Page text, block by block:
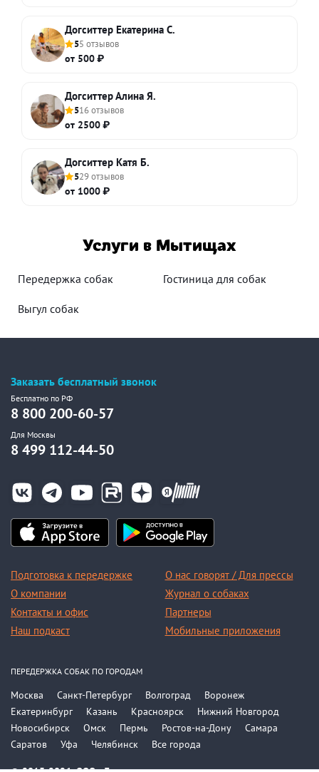
Догситтер Екатерина С.
55 отзывов
от 500 ₽
Догситтер Алина Я.
516 отзывов
от 2500 ₽
Догситтер Катя Б.
529 отзывов
от 1000 ₽
Услуги в Мытищах
Передержка собак Гостиница для собак
Выгул собак
Заказать бесплатный звонок
Бесплатно по РФ
8 800 200-60-57
Для Москвы
8 499 112-44-50
Подготовка к передержке
О компании
Контакты и офис
Наш подкаст
О нас говорят / Для прессы
Журнал о собаках
Партнеры
Мобильные приложения
ПЕРЕДЕРЖКА СОБАК ПО ГОРОДАМ
Москва Санкт-Петербург Волгоград
Воронеж
Екатеринбург
Казань Красноярск
Нижний Новгород
Новосибирск
Омск Пермь Ростов-на-Дону
Самара
Саратов
Уфа Челябинск Все города